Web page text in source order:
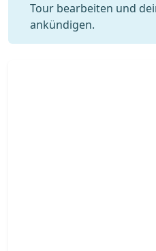
Tour bearbeiten und
ankündigen.